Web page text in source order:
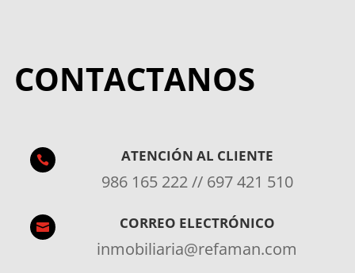
CONTACTANOS
 ATENCIÓN AL CLIENTE
986 165 222 // 697 421 510
 CORREO ELECTRÓNICO
inmobiliaria@refaman.com